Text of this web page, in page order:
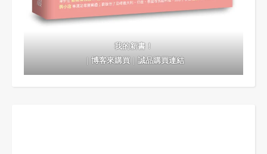
我的新書！
｜博客來購買｜誠品購買連結